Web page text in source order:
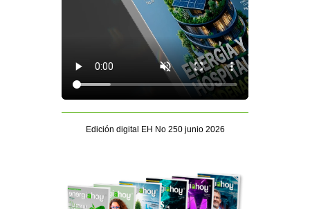
Edición digital EH No 250 junio 2026